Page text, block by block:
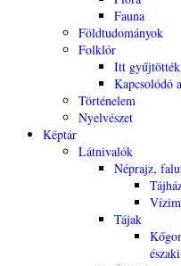
Fauna
Földtudományok
Folklór
Itt gyűjtötték
Kapcsolódó
Történelem
Nyelvészet
Képtár
Látnivalók
Néprajz,
Tájak